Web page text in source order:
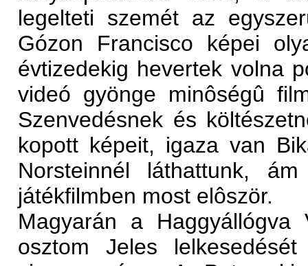
legelteti szemét az
Gózon Francisco képei
évtizedekig hevertek volna
videó gyönge minôségû
Szenvedésnek és
kopott képeit, igaza van
Norsteinnél láthattunk,
játékfilmben most elôször.
Magyarán a
osztom Jeles